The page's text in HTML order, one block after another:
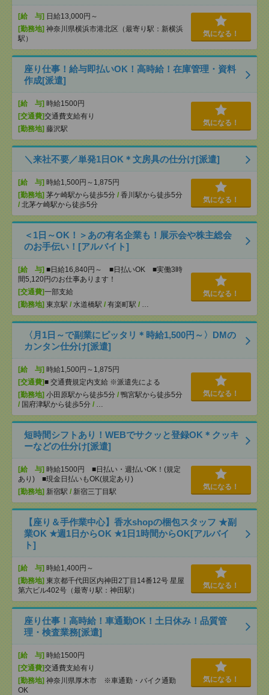
[給 与] 日給13,000円～
[勤務地] 神奈川県横浜市港北区（最寄り駅：新横浜
駅）
気になる！
座り仕事！給与即払いOK！高時給！在庫管理・資料
作成[派遣]
[給 与] 時給1500円
[交通費]交通費支給有り
[勤務地] 藤沢駅
気になる！
＼来社不要／単発1日OK＊文房具の仕分け[派遣]
[給 与] 時給1,500円～1,875円
[勤務地] 茅ケ崎駅から徒歩5分 / 香川駅から徒歩5分
/ 北茅ケ崎駅から徒歩5分
気になる！
＜1日～OK！＞あの有名企業も！展示会や株主総会
のお手伝い！[アルバイト]
[給 与] ■日給16,840円～ ■日払いOK ■実働3時
間5,120円のお仕事あります！
[交通費]一部支給
[勤務地] 東京駅 / 水道橋駅 / 有楽町駅 / …
気になる！
〈月1日～で副業にピッタリ＊時給1,500円～〉DMの
カンタン仕分け[派遣]
[給 与] 時給1,500円～1,875円
[交通費]■ 交通費規定内支給 ※派遣先による
[勤務地] 小田原駅から徒歩5分 / 鴨宮駅から徒歩5分
/ 国府津駅から徒歩5分 / …
気になる！
短時間シフトあり！WEBでサクッと登録OK＊クッキ
ーなどの仕分け[派遣]
[給 与] 時給1500円 ■日払い・週払いOK！(規定
あり) ■現金日払いもOK(規定あり)
[勤務地] 新宿駅 / 新宿三丁目駅
気になる！
【座り＆手作業中心】香水shopの梱包スタッフ ★副
業OK ★週1日からOK ★1日1時間からOK[アルバイ
ト]
[給 与] 時給1,400円～
[勤務地] 東京都千代田区内神田2丁目14番12号 星屋
第六ビル402号（最寄り駅：神田駅）
気になる！
座り仕事！高時給！車通勤OK！土日休み！品質管
理・検査業務[派遣]
[給 与] 時給1500円
[交通費]交通費支給有り
[勤務地] 神奈川県厚木市 ※車通勤・バイク通勤
OK
気になる！